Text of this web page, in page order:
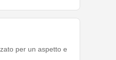
per un aspetto e